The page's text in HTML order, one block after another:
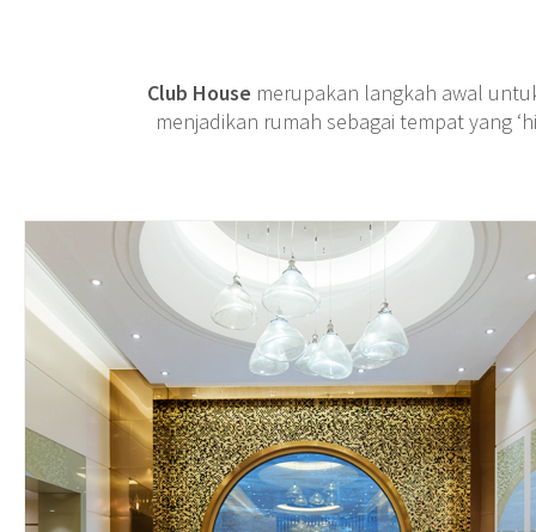
Club House merupakan langkah awal
menjadikan rumah sebagai tempat yang